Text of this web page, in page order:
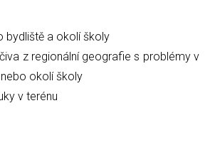
bydliště a okolí školy
z regionální geografie s problémy v
okolí školy
v terénu